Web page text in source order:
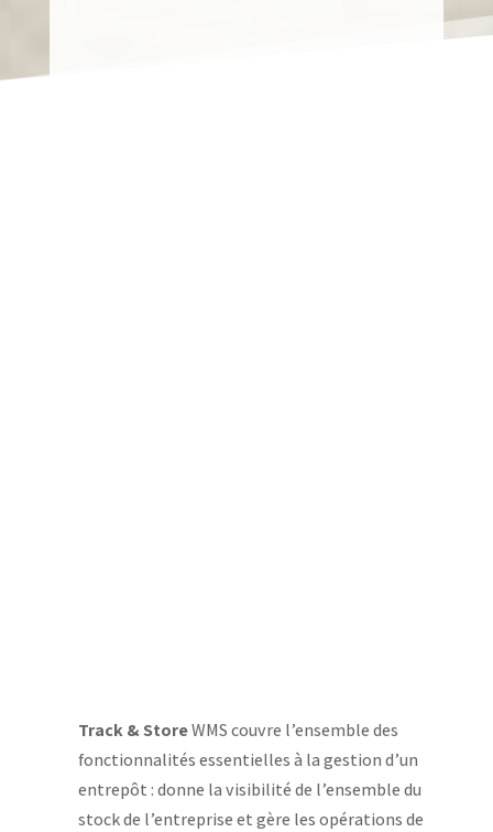
Track & StoreWMS couvre l’ensemble des
fonctionnalités essentielles à la gestion d’un
entrepôt : donne la visibilité de l’ensemble du
stock de l’entreprise et gère les opérations de